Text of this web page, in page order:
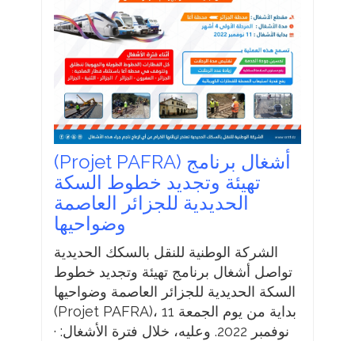
(Projet PAFRA) أشغال برنامج
تهيئة وتجديد خطوط السكة
الحديدية للجزائر العاصمة
وضواحيها
الشركة الوطنية للنقل بالسكك الحديدية
تواصل أشغال برنامج تهيئة وتجديد خطوط
السكة الحديدية للجزائر العاصمة وضواحيها
(Projet PAFRA)، بداية من يوم الجمعة 11
نوفمبر 2022. وعليه، خلال فترة الأشغال: ·